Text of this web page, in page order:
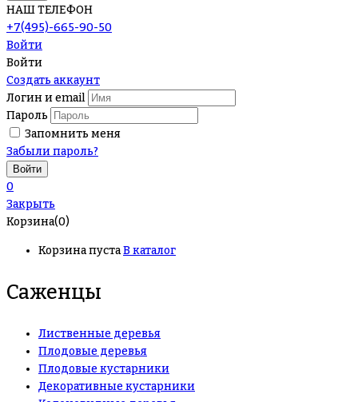
НАШ ТЕЛЕФОН
+7(495)-665-90-50
Войти
Войти
Создать аккаунт
Логин и email
Пароль
Запомнить меня
Забыли пароль?
0
Закрыть
Корзина(0)
Корзина пустаВ каталог
Саженцы
Лиственные деревья
Плодовые деревья
Плодовые кустарники
Декоративные кустарники